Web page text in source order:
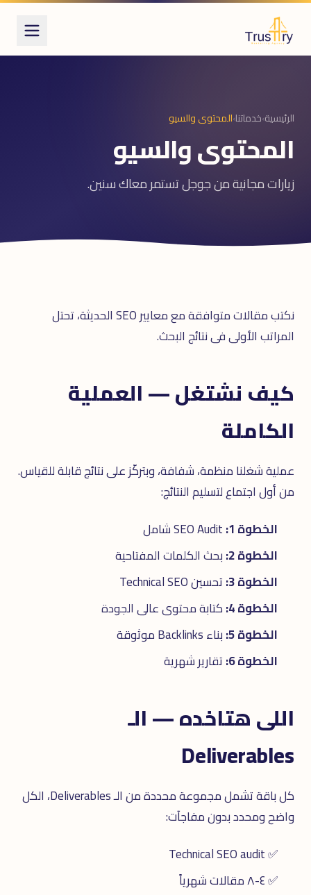
الرئيسية›خدماتنا›المحتوى والسيو
المحتوى والسيو
زيارات مجانية من جوجل تستمر معاك سنين.
نكتب مقالات متوافقة مع معايير SEO الحديثة، تحتل
المراتب الأولى فى نتائج البحث.
كيف نشتغل — العملية
الكاملة
عملية شغلنا منظمة، شفافة، وبتركّز على نتائج قابلة للقياس.
من أول اجتماع لتسليم النتائج:
الخطوة 1:
الخطوة 2:
بحث الكلمات المفتاحية
الخطوة 3:
تحسين Technical SEO
الخطوة 4:
كتابة محتوى عالى الجودة
الخطوة 5:
بناء Backlinks موثوقة
الخطوة 6: تقارير شهرية
اللى هتاخده — الـ
Deliverables
كل باقة تشمل مجموعة محددة من الـ Deliverables، الكل
واضح ومحدد بدون مفاجآت:
✅ Technical SEO audit
✅ ٤-٨ مقالات شهرياً